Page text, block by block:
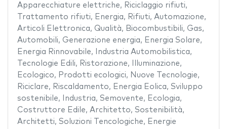
Apparecchiature elettriche, Riciclaggio rifiuti,
Trattamento rifiuti, Energia, Rifiuti, Automazione,
Articoli Elettronica, Qualità, Biocombustibili, Gas,
Automobili, Generazione energia, Energia Solare,
Energia Rinnovabile, Industria Automobilistica,
Tecnologie Edili, Ristorazione, Illuminazione,
Ecologico, Prodotti ecologici, Nuove Tecnologie,
Riciclare, Riscaldamento, Energia Eolica, Sviluppo
sostenibile, Industria, Semovente, Ecologia,
Costruttore Edile, Architetto, Sostenibilità,
Architetti, Soluzioni Tencologiche, Energie